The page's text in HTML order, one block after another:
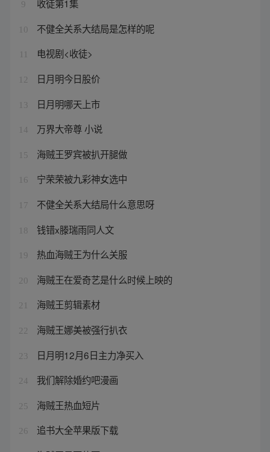
9 收徒第1集
10 不健全关系大结局是怎样的呢
电视剧<收徒>
12 日月明今日股价
13 日月明哪天上市
14 万界大帝尊 小说
15 海贼王罗宾被扒开腿做
16 宁荣荣被九彩神女选中
17 不健全关系大结局什么意思呀
18 钱错x滕瑞雨同人文
19 热血海贼王为什么关服
20 海贼王在爱奇艺是什么时候上映的
21 海贼王剪辑素材
22 海贼王娜美被强行扒衣
23 日月明12月6日主力净买入
24 我们解除婚约吧漫画
25 海贼王热血短片
26 追书大全苹果版下载